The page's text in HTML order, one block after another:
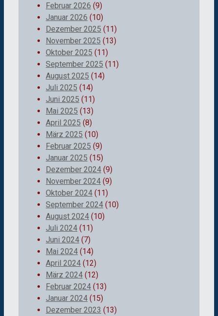
Februar 2026 (9)
Januar 2026 (10)
Dezember 2025 (11)
November 2025 (13)
Oktober 2025 (11)
September 2025 (11)
August 2025 (14)
Juli 2025 (14)
Juni 2025 (11)
Mai 2025 (13)
April 2025 (8)
März 2025 (10)
Februar 2025 (9)
Januar 2025 (15)
Dezember 2024 (9)
November 2024 (9)
Oktober 2024 (11)
September 2024 (10)
August 2024 (10)
Juli 2024 (11)
Juni 2024 (7)
Mai 2024 (14)
April 2024 (12)
März 2024 (12)
Februar 2024 (13)
Januar 2024 (15)
Dezember 2023 (13)